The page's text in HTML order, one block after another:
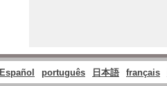
Español português 日本語 français